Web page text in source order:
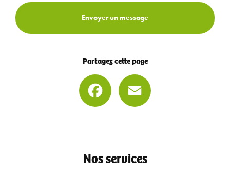
Envoyer un message
Partagez cette page
Facebook
Nos services